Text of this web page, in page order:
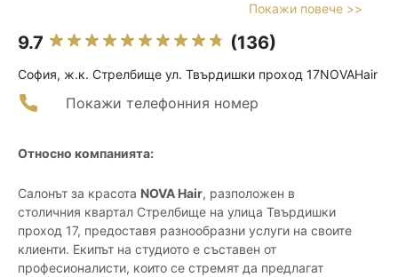
Покажи повече >>
9.7 (136)
София, ж.к. Стрелбище ул. Твърдишки проход 17NOVAHair
Покажи телефонния номер
Относно компанията:
Салонът за красота NOVA Hair, разположен в
столичния квартал Стрелбище на улица Твърдишки
проход 17, предоставя разнообразни услуги на своите
клиенти. Екипът на студиото е съставен от
професионалисти, които се стремят да предлагат